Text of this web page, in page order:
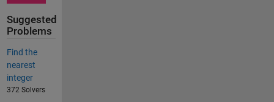
Suggested
Problems
Find the
nearest
integer
372 Solvers